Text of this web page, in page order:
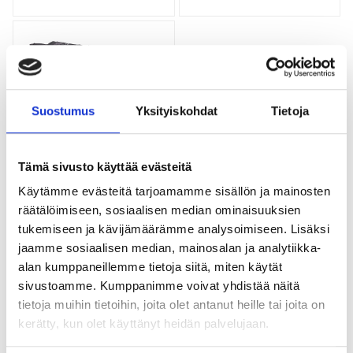
Suostumus Yksityiskohdat Tietoja
Tämä sivusto käyttää evästeitä
Käytämme evästeitä tarjoamamme sisällön ja mainosten
räätälöimiseen, sosiaalisen median ominaisuuksien
tukemiseen ja kävijämäärämme analysoimiseen. Lisäksi
jaamme sosiaalisen median, mainosalan ja analytiikka-
alan kumppaneillemme tietoja siitä, miten käytät
sivustoamme. Kumppanimme voivat yhdistää näitä
tietoja muihin tietoihin, joita olet antanut heille tai joita on
kerätty, kun olet käyttänyt heidän palvelujaan.
TIG-hitsausta käytetään yleisesti teollisuuden aloilla, joissa
hitsauksen laatuvaatimukset ovat korkeat. Tällaisia aloja ovat
esimerkiksi lentokone- ja avaruusteollisuus, putkistohitsaus sekä
erikoismateriaalien hitsaus.
Mitkä ovat TIG-hitsauksen suurimmat
edut?
TIG-hitsauksen suurimpia etuja ovat erittäin siisti työnjälki, tarkasti
Menetelmä mahdollistaa korkealuokkaisen lopputuloksen myös
vaativissa hitsauskohteissa.
Tarvitaanko TIG-hitsauksessa
lisäainetta?
TIG-hitsauksessa voidaan käyttää lisäainetta tarpeen mukaan,
mutta hitsaus on mahdollista toteuttaa myös ilman lisäainetta.
Soveltuuko TIG-hitsaus ohuille
TIG-elektrodin
18 tuotetta
Lue lisätietoja